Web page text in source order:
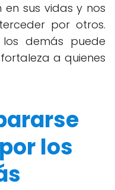
sus vidas y nos
por otros.
demás puede
a quienes
los